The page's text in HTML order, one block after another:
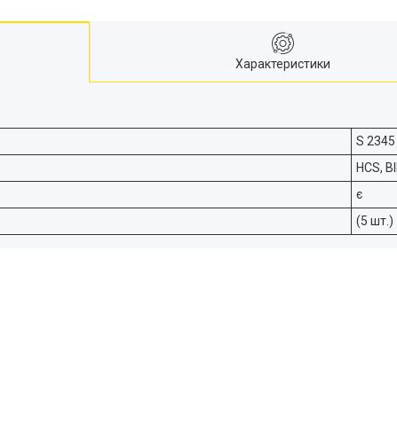
Характеристики
S 2345
HCS,
є
(5 шт.)